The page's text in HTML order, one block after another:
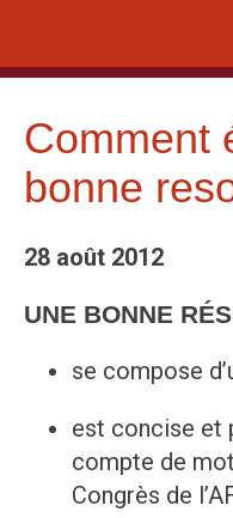
content
Comment
bonne
28 août 2012
UNE BONNE
se compose
est concise et
compte de
Congrès de